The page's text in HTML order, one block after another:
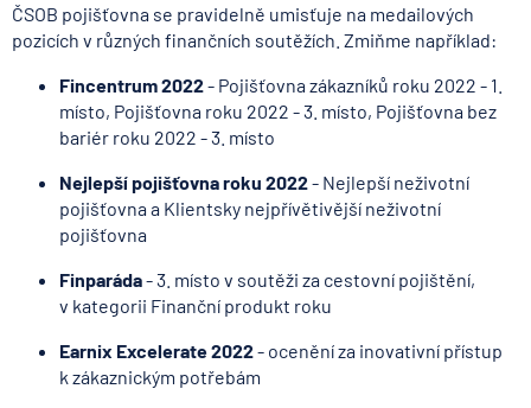
ČSOB pojišťovna se pravidelně umisťuje na medailových
pozicích v různých finančních soutěžích. Zmiňme například:
Fincentrum 2022 - Pojišťovna zákazníků roku 2022 - 1.
místo, Pojišťovna roku 2022 - 3. místo, Pojišťovna bez
bariér roku 2022 - 3. místo
Nejlepší pojišťovna roku 2022 - Nejlepší neživotní
pojišťovna a Klientsky nejpřívětivější neživotní
pojišťovna
Finparáda- 3. místo v soutěži za cestovní pojištění,
v kategorii Finanční produkt roku
Earnix Excelerate 2022 - ocenění za inovativní přístup
k zákaznickým potřebám